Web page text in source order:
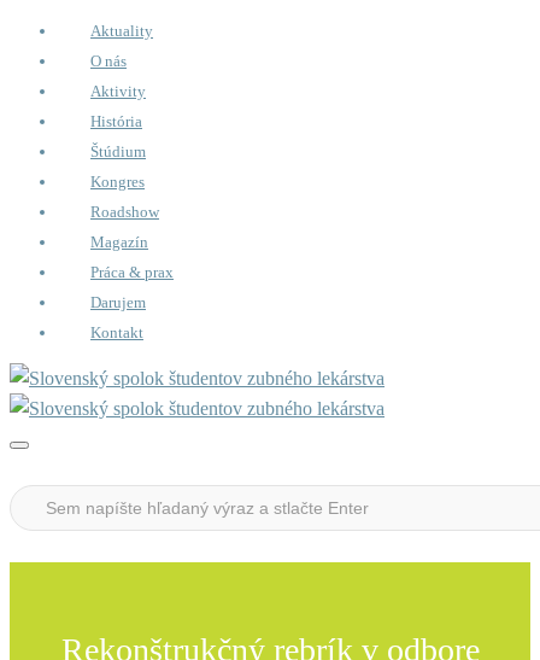
Aktuality
O nás
Aktivity
História
Štúdium
Kongres
Roadshow
Magazín
Práca & prax
Darujem
Kontakt
Rekonštrukčný rebrík v odbore